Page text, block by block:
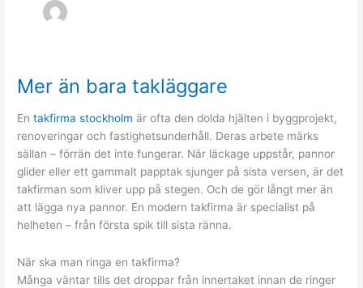
Mer än bara takläggare
Entakfirma stockholm är ofta den dolda hjälten i byggprojekt,
renoveringar och fastighetsunderhåll. Deras arbete märks
sällan – förrän det inte fungerar. När läckage uppstår, pannor
glider eller ett gammalt papptak sjunger på sista versen, är det
takfirman som kliver upp på stegen. Och de gör långt mer än
att lägga nya pannor. En modern takfirma är specialist på
helheten – från första spik till sista ränna.
När ska man ringa en takfirma?
Många väntar tills det droppar från innertaket innan de ringer